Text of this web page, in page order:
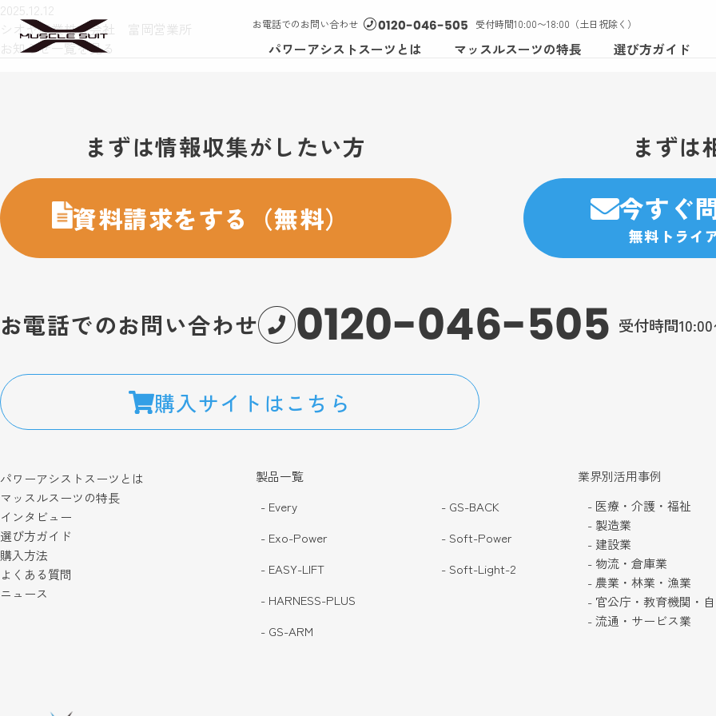
お電話でのお問い合わせ 0120-046-505 受付時間10:00〜18:00（土日祝除く）
パワーアシストスーツとは マッスルスーツの特長 選び方ガイド
2025.12.12
シオヤ産業株式会社 富岡営業所
お知らせ一覧を見る
まずは情報収集がしたい方
資料請求をする（無料）
まずは
今すぐ
無料トライ
お電話でのお問い合わせ 0120-046-505 受付時間
購入サイトはこちら
パワーアシストスーツとは
マッスルスーツの特長
インタビュー
選び方ガイド
購入方法
よくある質問
ニュース
製品一覧
- Every
- Exo-Power
- EASY-LIFT
- HARNESS-PLUS
- GS-ARM
- GS-BACK
- Soft-Power
- Soft-Light-2
業界別活用事例
- 医療・介護・福祉
- 製造業
- 建設業
- 物流・倉庫業
- 農業・林業・漁業
- 官公庁・教育機関・
- 流通・サービス業